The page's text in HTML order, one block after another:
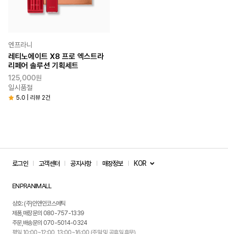
엔프라니
레티노에이트 X8 프로 엑스트라
리페어 솔루션 기획세트
125,000원
일시품절
5.0 | 리뷰 2건
로그인 고객센터 공지사항 매장정보 KOR
ENPRANIMALL
상호: (주)인앤인코스메틱
제품,매장문의 080-757-1339
주문,배송문의 070-5014-0324
평일 10:00~12:00, 13:00~16:00 (주말 및 공휴일 휴무)